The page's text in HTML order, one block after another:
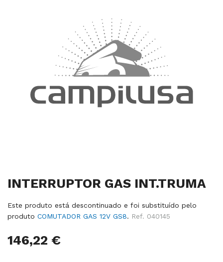
INTERRUPTOR GAS INT.TRUMA
Este produto está descontinuado e foi substituído pelo
produto COMUTADOR GAS 12V GS8. Ref. 040145
146,22 €
para
galeria
imagens